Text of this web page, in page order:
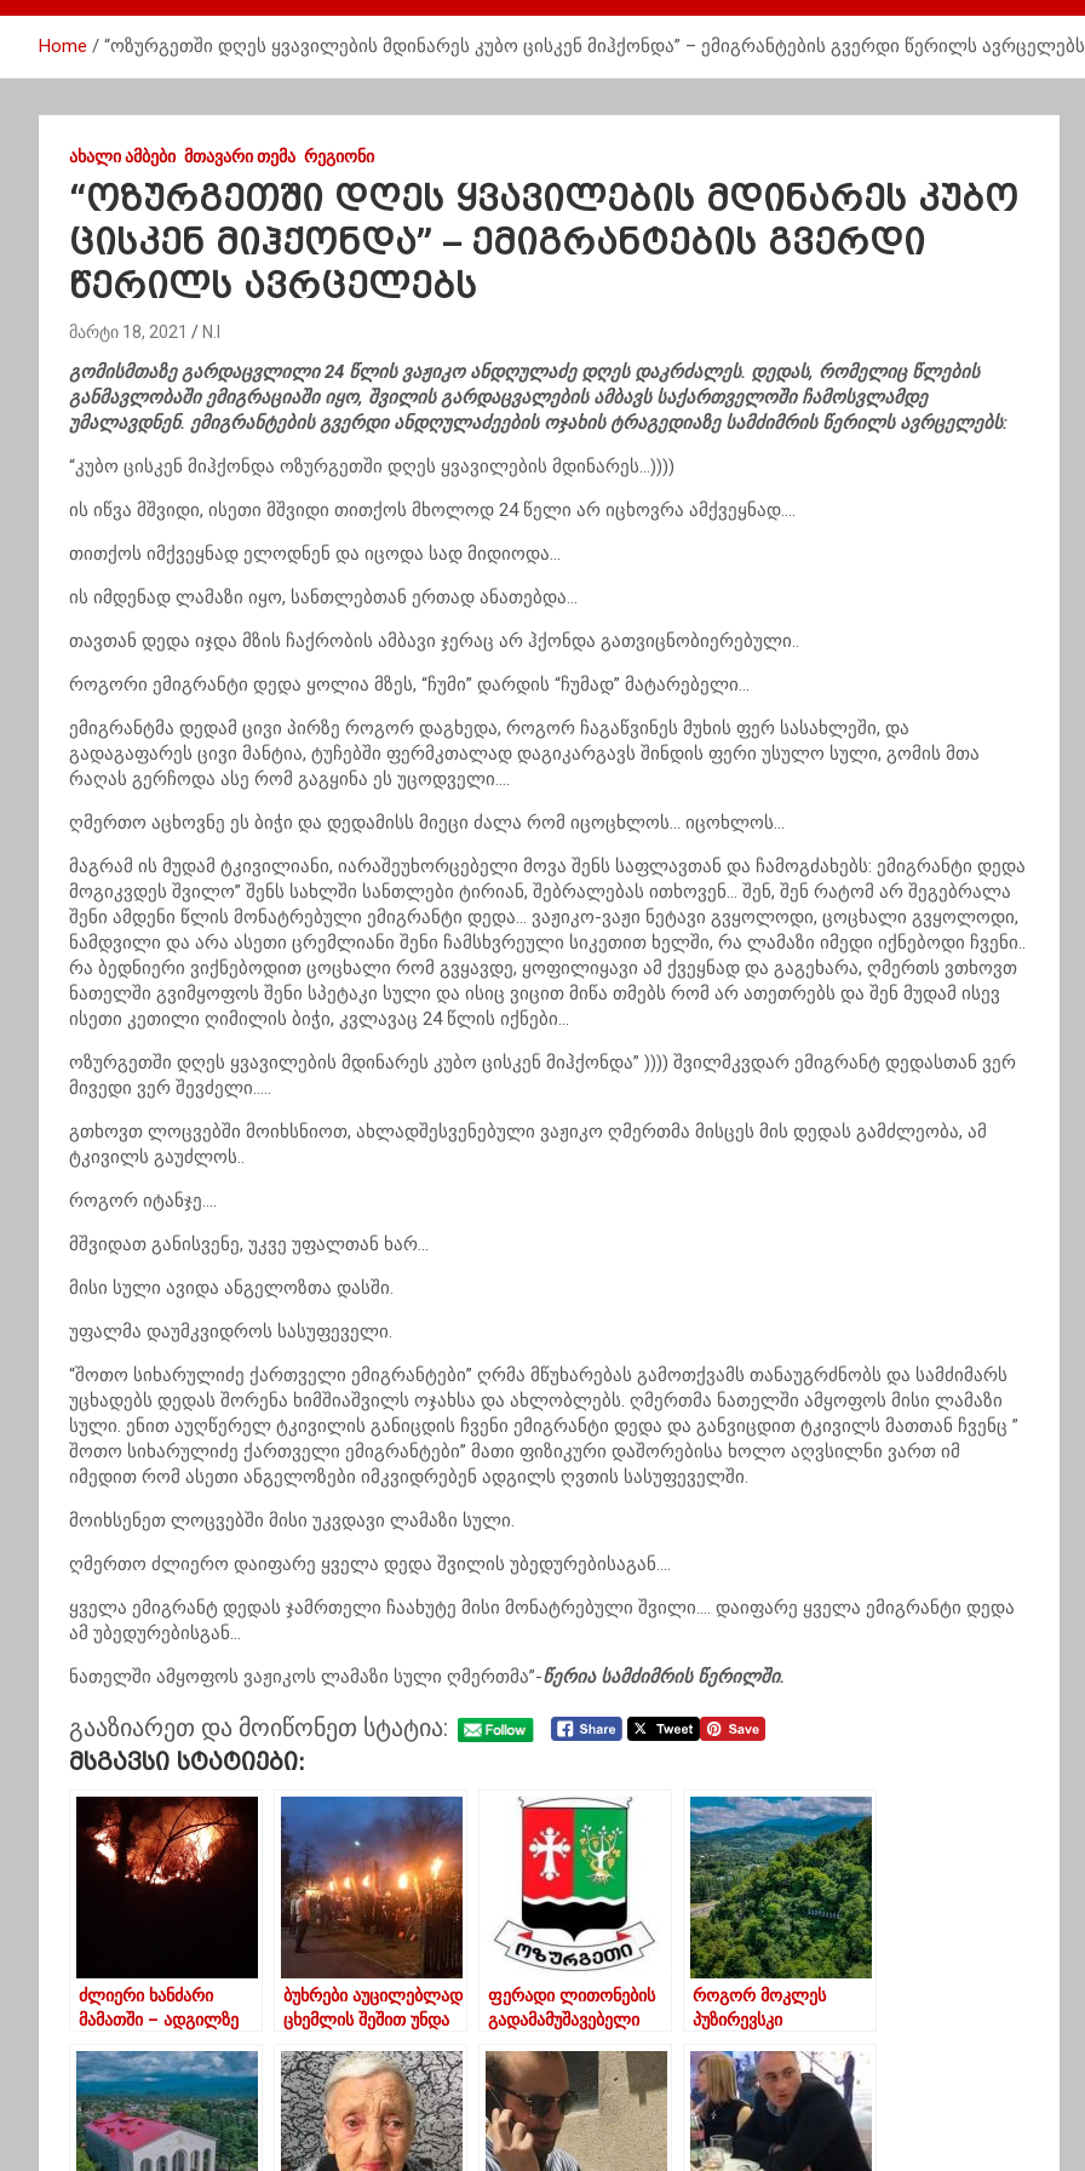
Home “ოზურგეთში დღეს ყვავილების მდინარეს კუბო ცისკენ მიჰქონდა” – ემიგრანტების გვერდი წერილს ავრცელებს
ᲐᲮᲐᲚᲘ ᲐᲛᲑᲔᲑᲘ ᲛᲗᲐᲕᲐᲠᲘ ᲗᲔᲛᲐ ᲠᲔᲒᲘᲝᲜᲘ
“ოზურგეთში დღეს ყვავილების მდინარეს კუბო
ცისკენ მიჰქონდა” – ემიგრანტების გვერდი
წერილს ავრცელებს
მარტი 18, 2021 N.I
გომისმთაზე გარდაცვლილი 24 წლის ვაჟიკო ანდღულაძე დღეს დაკრძალეს. დედას, რომელიც წლების
განმავლობაში ემიგრაციაში იყო, შვილის გარდაცვალების ამბავს საქართველოში ჩამოსვლამდე
უმალავდნენ. ემიგრანტების გვერდი ანდღულაძეების ოჯახის ტრაგედიაზე სამძიმრის წერილს ავრცელებს:
“კუბო ცისკენ მიჰქონდა ოზურგეთში დღეს ყვავილების მდინარეს…))))
ის იწვა მშვიდი, ისეთი მშვიდი თითქოს მხოლოდ 24 წელი არ იცხოვრა ამქვეყნად….
თითქოს იმქვეყნად ელოდნენ და იცოდა სად მიდიოდა…
ის იმდენად ლამაზი იყო, სანთლებთან ერთად ანათებდა…
თავთან დედა იჯდა მზის ჩაქრობის ამბავი ჯერაც არ ჰქონდა გათვიცნობიერებული..
როგორი ემიგრანტი დედა ყოლია მზეს, “ჩუმი” დარდის “ჩუმად” მატარებელი…
ემიგრანტმა დედამ ცივი პირზე როგორ დაგხედა, როგორ ჩაგაწვინეს მუხის ფერ სასახლეში, და
გადაგაფარეს ცივი მანტია, ტუჩებში ფერმკთალად დაგიკარგავს შინდის ფერი უსულო სული, გომის მთა
რაღას გერჩოდა ასე რომ გაგყინა ეს უცოდველი….
ღმერთო აცხოვნე ეს ბიჭი და დედამისს მიეცი ძალა რომ იცოცხლოს… იცოხლოს…
მაგრამ ის მუდამ ტკივილიანი, იარაშეუხორცებელი მოვა შენს საფლავთან და ჩამოგძახებს: ემიგრანტი დედა
მოგიკვდეს შვილო” შენს სახლში სანთლები ტირიან, შებრალებას ითხოვენ… შენ, შენ რატომ არ შეგებრალა
შენი ამდენი წლის მონატრებული ემიგრანტი დედა… ვაჟიკო-ვაჟი ნეტავი გვყოლოდი, ცოცხალი გვყოლოდი,
ნამდვილი და არა ასეთი ცრემლიანი შენი ჩამსხვრეული სიკეთით ხელში, რა ლამაზი იმედი იქნებოდი ჩვენი..
რა ბედნიერი ვიქნებოდით ცოცხალი რომ გვყავდე, ყოფილიყავი ამ ქვეყნად და გაგეხარა, ღმერთს ვთხოვთ
ნათელში გვიმყოფოს შენი სპეტაკი სული და ისიც ვიცით მიწა თმებს რომ არ ათეთრებს და შენ მუდამ ისევ
ისეთი კეთილი ღიმილის ბიჭი, კვლავაც 24 წლის იქნები…
ოზურგეთში დღეს ყვავილების მდინარეს კუბო ცისკენ მიჰქონდა” )))) შვილმკვდარ ემიგრანტ დედასთან ვერ
მივედი ვერ შევძელი…..
გთხოვთ ლოცვებში მოიხსნიოთ, ახლადშესვენებული ვაჟიკო ღმერთმა მისცეს მის დედას გამძლეობა, ამ
ტკივილს გაუძლოს..
როგორ იტანჯე….
მშვიდათ განისვენე, უკვე უფალთან ხარ…
მისი სული ავიდა ანგელოზთა დასში.
უფალმა დაუმკვიდროს სასუფეველი.
“შოთო სიხარულიძე ქართველი ემიგრანტები” ღრმა მწუხარებას გამოთქვამს თანაუგრძნობს და სამძიმარს
უცხადებს დედას შორენა ხიმშიაშვილს ოჯახსა და ახლობლებს. ღმერთმა ნათელში ამყოფოს მისი ლამაზი
სული. ენით აუღწერელ ტკივილის განიცდის ჩვენი ემიგრანტი დედა და განვიცდით ტკივილს მათთან ჩვენც ”
შოთო სიხარულიძე ქართველი ემიგრანტები” მათი ფიზიკური დაშორებისა ხოლო აღვსილნი ვართ იმ
იმედით რომ ასეთი ანგელოზები იმკვიდრებენ ადგილს ღვთის სასუფეველში.
მოიხსენეთ ლოცვებში მისი უკვდავი ლამაზი სული.
ღმერთო ძლიერო დაიფარე ყველა დედა შვილის უბედურებისაგან….
ყველა ემიგრანტ დედას ჯამრთელი ჩაახუტე მისი მონატრებული შვილი…. დაიფარე ყველა ემიგრანტი დედა
ამ უბედურებისგან…
ნათელში ამყოფოს ვაჟიკოს ლამაზი სული ღმერთმა”-წერია სამძიმრის წერილში.
გააზიარეთ და მოიწონეთ სტატია:
Მსგავსი Სტატიები:
ძლიერი ხანძარი
მამათში – ადგილზე
ლანჩხუთის
სამაშველო
სამსახურები მუშაობენ
ბუხრები აუცილებლად
ცხემლის შეშით უნდა
საკალანდო
რიტუალები
ფერადი ლითონების
გადამამუშავებელი
მშენებლობის
პროექტის
ადმინისტრაციული
წარმოება
შეჩერებულია
როგორ მოკლეს
პუზირევსკი
როგორ გაუსწორდა
რუსული ჯარი სოფელ
შემოქმედს